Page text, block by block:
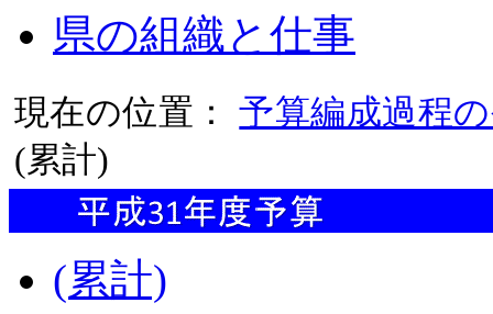
県の組織と仕事
現在の位置：予算編成過程
(累計)
(累計)